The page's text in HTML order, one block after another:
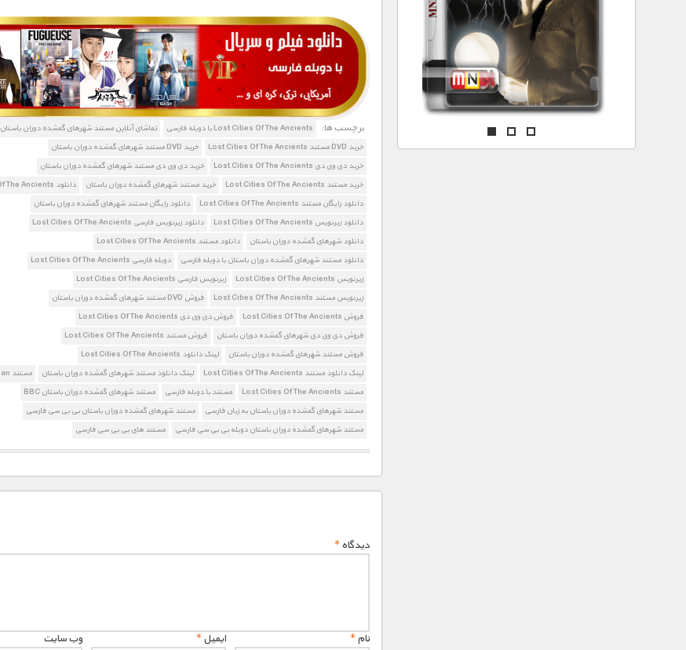
1900 تومان – خريد لينک دانلود (افزودن به سبد خريد)
برچسب ها: Lost Cities Of The Ancients با دوبله فارسی
تماشای آنلاین مستند شهرهای گمشده دوران باستان
خرید DVD مستند Lost Cities Of The Ancients
خرید DVD مستند شهرهای گمشده دوران باستان
خرید دی وی دی Lost Cities Of The Ancients
خرید دی وی دی مستند شهرهای گمشده دوران باستان
خرید مستند Lost Cities Of The Ancients
خرید مستند شهرهای گمشده دوران باستان
دانلود Lost Cities Of The Ancients
دانلود رایگان مستند Lost Cities Of The Ancients
دانلود رایگان مستند شهرهای گمشده دوران باستان
دانلود زیرنویس Lost Cities Of The Ancients
دانلود زیرنویس فارسی Lost Cities Of The Ancients
دانلود شهرهای گمشده دوران باستان
دانلود مستند Lost Cities Of The Ancients
دانلود مستند شهرهای گمشده دوران باستان با دوبله فارسی
دوبله فارسی Lost Cities Of The Ancients
زیرنویس Lost Cities Of The Ancients
زیرنویس فارسی Lost Cities Of The Ancients
زیرنویس مستند Lost Cities Of The Ancients
فروش DVD مستند شهرهای گمشده دوران باستان
فروش Lost Cities Of The Ancients
فروش دی وی دی Lost Cities Of The Ancients
فروش دی وی دی شهرهای گمشده دوران باستان
فروش مستند Lost Cities Of The Ancients
فروش مستند شهرهای گمشده دوران باستان
لینک دانلود Lost Cities Of The Ancients
لینک دانلود مستند Lost Cities Of The Ancients
لینک دانلود مستند شهرهای گمشده دوران باستان
مستند BBC Persian
مستند Lost Cities Of The Ancients
مستند با دوبله فارسی
مستند شهرهای گمشده دوران باستان BBC
مستند شهرهای گمشده دوران باستان به زبان فارسی
مستند شهرهای گمشده دوران باستان بی بی سی فارسی
مستند شهرهای گمشده دوران باستان دوبله بی بی سی فارسی
مستند های بی بی سی فارسی
دیدگاه*
نام* ایمیل* وب‌ سایت